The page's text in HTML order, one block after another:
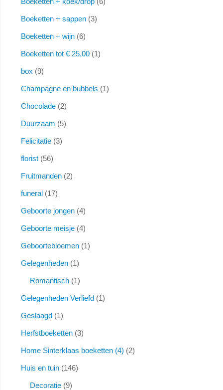
Boeketten + sappen 3
Boeketten + wijn 6
Boeketten tot € 25,00 1
box 9
Champagne en bubbels 1
Chocolade 2
Duurzaam 5
Felicitatie 3
florist 56
Fruitmanden 2
funeral 17
Geboorte jongen 4
Geboorte meisje 4
Geboortebloemen 1
Gelegenheden 1
Romantisch 1
Gelegenheden Verliefd 1
Geslaagd 1
Herfstboeketten 3
Home Sinterklaas boeketten (4) 2
Huis en tuin 146
Decoratie 9